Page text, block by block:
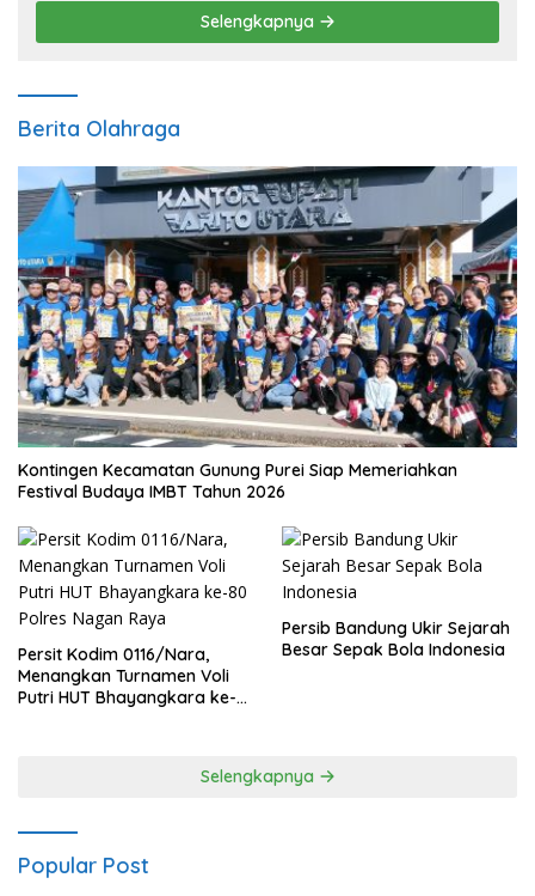
Selengkapnya
Berita Olahraga
Kontingen Kecamatan Gunung Purei Siap Memeriahkan
Festival Budaya IMBT Tahun 2026
Persit Kodim 0116/Nara,
Menangkan Turnamen Voli
Putri HUT Bhayangkara ke-
Persib Bandung Ukir Sejarah
Besar Sepak Bola Indonesia
Selengkapnya
Popular Post